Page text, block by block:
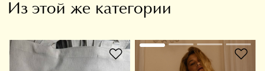
Из этой же категории